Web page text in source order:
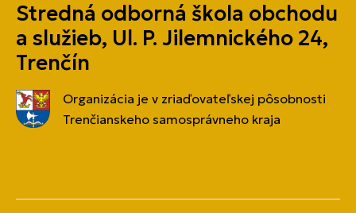
Stredná odborná škola obchodu
a služieb, Ul. P. Jilemnického 24,
Trenčín
Organizácia je v zriaďovateľskej pôsobnosti
Trenčianskeho samosprávneho kraja